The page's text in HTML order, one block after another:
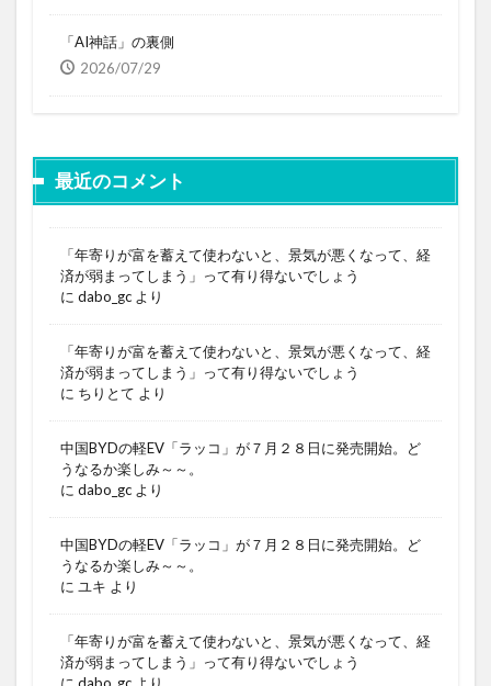
「AI神話」の裏側
2026/07/29
最近のコメント
「年寄りが富を蓄えて使わないと、景気が悪くなって、経
済が弱まってしまう」って有り得ないでしょう
に dabo_gc より
「年寄りが富を蓄えて使わないと、景気が悪くなって、経
済が弱まってしまう」って有り得ないでしょう
に ちりとて より
中国BYDの軽EV「ラッコ」が７月２８日に発売開始。ど
うなるか楽しみ～～。
に dabo_gc より
中国BYDの軽EV「ラッコ」が７月２８日に発売開始。ど
うなるか楽しみ～～。
に ユキ より
「年寄りが富を蓄えて使わないと、景気が悪くなって、経
済が弱まってしまう」って有り得ないでしょう